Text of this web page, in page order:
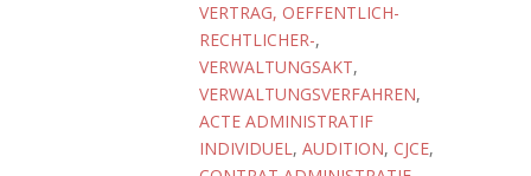
VERTRAG, OEFFENTLICH-
RECHTLICHER-,
VERWALTUNGSAKT,
VERWALTUNGSVERFAHREN,
ACTE ADMINISTRATIF
INDIVIDUEL, AUDITION, CJCE,